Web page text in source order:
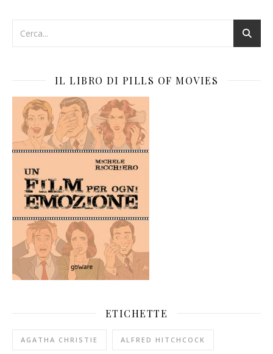
IL LIBRO DI PILLS OF MOVIES
ETICHETTE
AGATHA CHRISTIE ALFRED HITCHCOCK